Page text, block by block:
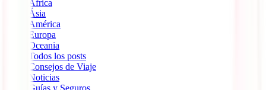
África
Ásia
América
Europa
Oceania
Todos los posts
Consejos de Viaje
Noticias
Guías y Seguros